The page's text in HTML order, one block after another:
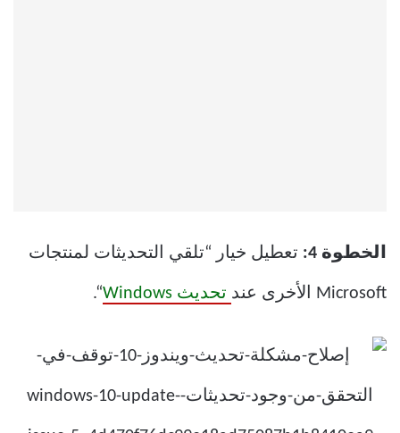
الخطوة 4: تعطيل خيار “تلقي التحديثات لمنتجات
Microsoft الأخرى عند تحديث Windows “.